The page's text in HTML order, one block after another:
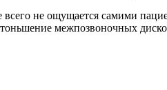
всего не ощущается самими
межпозвоночных